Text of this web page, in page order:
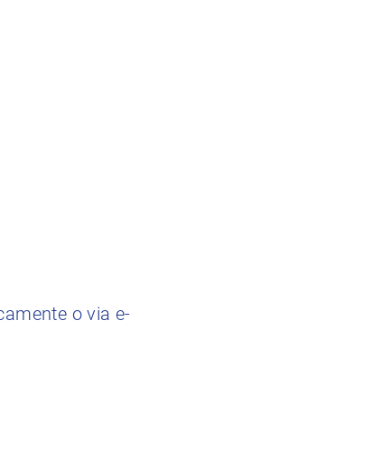
o via e-